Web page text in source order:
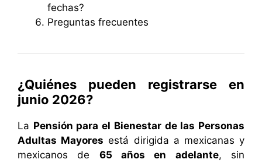
fechas?
Preguntas frecuentes
¿Quiénes pueden registrarse en
junio 2026?
La Pensión para el Bienestar de las Personas
Adultas Mayores está dirigida a mexicanas y
mexicanos de 65 años en adelante, sin